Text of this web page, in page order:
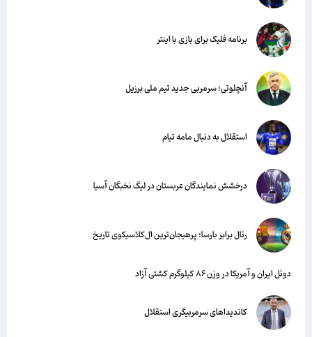
برنامه فلیک برای بازی با اینتر
آنچلوتی؛ سرمربی جدید تیم ملی برزیل
استقلال به دنبال مامه تیام
درخشش نمایندگان عربستان در لیگ نخبگان آسیا
رئال برابر بارسا؛ پرهیجان‌‌ترین ال‌کلاسیکوی تاریخ
دوئل ایران و آمریکا در وزن ۸۶ کیلوگرم کشتی آزاد
کاندیداهای سرمربیگری استقلال